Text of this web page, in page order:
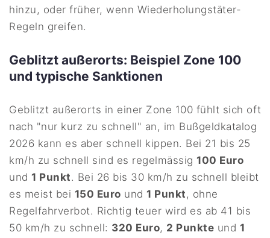
hinzu, oder früher, wenn Wiederholungstäter-
Regeln greifen.
Geblitzt außerorts: Beispiel Zone 100
und typische Sanktionen
Geblitzt außerorts in einer Zone 100 fühlt sich oft
nach "nur kurz zu schnell" an, im Bußgeldkatalog
2026 kann es aber schnell kippen. Bei 21 bis 25
km/h zu schnell sind es regelmässig100 Euro
und1 Punkt. Bei 26 bis 30 km/h zu schnell bleibt
es meist bei 150 Euro und1 Punkt, ohne
Regelfahrverbot. Richtig teuer wird es ab 41 bis
50 km/h zu schnell: 320 Euro, 2 Punkte und 1